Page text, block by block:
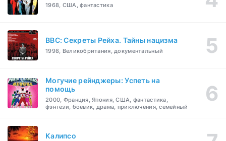
1968, США, фантастика
BBC: Секреты Рейха. Тайны нацизма
1998, Великобритания, документальный
Могучие рейнджеры: Успеть на
помощь
2000, Франция, Япония, США, фантастика,
фэнтези, боевик, драма, приключения, семейный
Калипсо